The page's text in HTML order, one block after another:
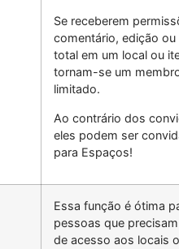
Se receberem
comentário, edição ou
total em um local ou
tornam-se um
limitado.
Ao contrário dos
eles podem ser
para Espaços!
Essa função é ótima
pessoas que
de acesso aos locais